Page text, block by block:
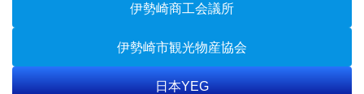
伊勢崎商工会議所
伊勢崎市観光物産協会
日本YEG